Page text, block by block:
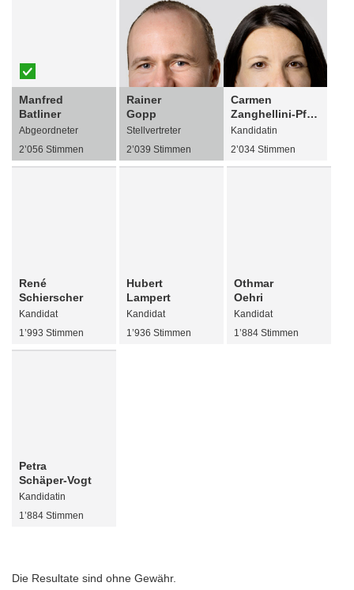
Manfred
Batliner
Abgeordneter
2’056 Stimmen
Rainer
Gopp
Stellvertreter
2’039 Stimmen
Carmen
Zanghellini-Pfeiffer
Kandidatin
2’034 Stimmen
René
Schierscher
Kandidat
1’993 Stimmen
Hubert
Lampert
Kandidat
1’936 Stimmen
Othmar
Oehri
Kandidat
1’884 Stimmen
Petra
Schäper-Vogt
Kandidatin
1’884 Stimmen
Die Resultate sind ohne Gewähr.